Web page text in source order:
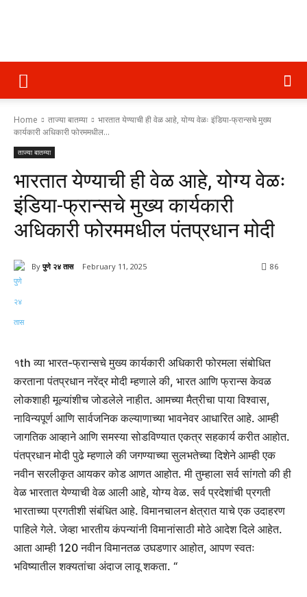
पुणे
२४
तास
Home ताज्या बातम्या
भारतात येण्याची ही वेळ आहे, योग्य वेळः इंडिया-फ्रान्सचे मुख्य
कार्यकारी अधिकारी फोरममधील...
ताज्या बातम्या
भारतात येण्याची ही वेळ आहे, योग्य वेळः
इंडिया-फ्रान्सचे मुख्य कार्यकारी
अधिकारी फोरममधील पंतप्रधान मोदी
By पुणे २४ तास February 11, 2025 86
१th व्या भारत-फ्रान्सचे मुख्य कार्यकारी अधिकारी फोरमला संबोधित
करताना पंतप्रधान नरेंद्र मोदी म्हणाले की, भारत आणि फ्रान्स केवळ
लोकशाही मूल्यांशीच जोडलेले नाहीत. आमच्या मैत्रीचा पाया विश्वास,
नाविन्यपूर्ण आणि सार्वजनिक कल्याणाच्या भावनेवर आधारित आहे. आम्ही
जागतिक आव्हाने आणि समस्या सोडविण्यात एकत्र सहकार्य करीत आहोत.
पंतप्रधान मोदी पुढे म्हणाले की जगण्याच्या सुलभतेच्या दिशेने आम्ही एक
नवीन सरलीकृत आयकर कोड आणत आहोत. मी तुम्हाला सर्व सांगतो की ही
वेळ भारतात येण्याची वेळ आली आहे, योग्य वेळ. सर्व प्रदेशांची प्रगती
भारताच्या प्रगतीशी संबंधित आहे. विमानचालन क्षेत्रात याचे एक उदाहरण
पाहिले गेले. जेव्हा भारतीय कंपन्यांनी विमानांसाठी मोठे आदेश दिले आहेत.
आता आम्ही 120 नवीन विमानतळ उघडणार आहोत, आपण स्वतः
भविष्यातील शक्यतांचा अंदाज लावू शकता. “